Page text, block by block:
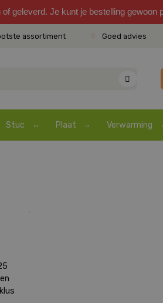
geleverd. Je kunt je bestelling
assortiment Goed advies
Stuc Plaat Verwarming